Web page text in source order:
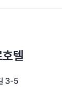
텔
3-5